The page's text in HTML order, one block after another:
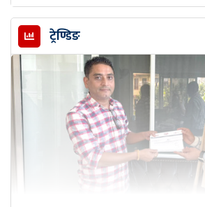
ट्रेण्डिङ